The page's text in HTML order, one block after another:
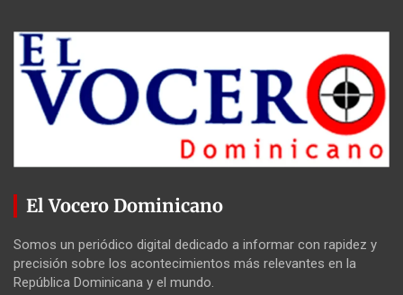
El Vocero Dominicano
Somos un periódico digital dedicado a informar con rapidez y
precisión sobre los acontecimientos más relevantes en la
República Dominicana y el mundo.